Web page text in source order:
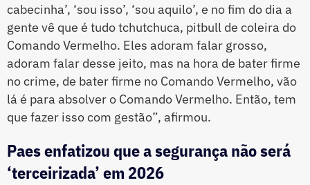
cabecinha’, ‘sou isso’, ‘sou aquilo’, e no fim do dia a
gente vê que é tudo tchutchuca, pitbull de coleira do
Comando Vermelho. Eles adoram falar grosso,
adoram falar desse jeito, mas na hora de bater firme
no crime, de bater firme no Comando Vermelho, vão
lá é para absolver o Comando Vermelho. Então, tem
que fazer isso com gestão”, afirmou.
Paes enfatizou que a segurança não será
‘terceirizada’ em 2026